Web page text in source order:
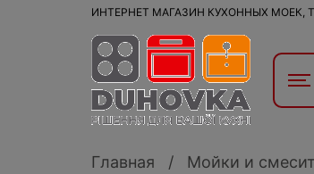
ИНТЕРНЕТ МАГАЗИН КУХОННЫХ МОЕК,
Главная Мойки и